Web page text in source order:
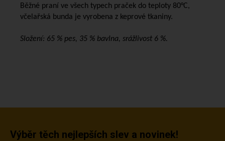
Běžné praní ve všech typech praček do teploty 80°C,
včelařská bunda je vyrobena z keprové tkaniny.
Složení: 65 % pes, 35 % bavlna, srážlivost 6 %.
Výběr těch nejlepších slev a novinek!